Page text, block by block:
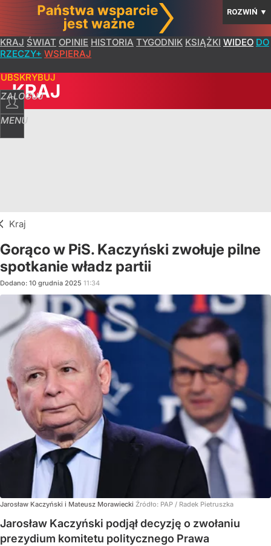
ROZWIŃ ▼
KRAJ ŚWIAT OPINIE HISTORIA TYGODNIK KSIĄŻKI WIDEO DO
RZECZY+ WSPIERAJ
ZALOGUJ
MENU
KRAJ
Kraj
Gorąco w PiS. Kaczyński zwołuje pilne
spotkanie władz partii
Dodano: 10 grudnia 2025 11:34
Jarosław Kaczyński i Mateusz Morawiecki Źródło: PAP / Radek Pietruszka
Jarosław Kaczyński podjął decyzję o zwołaniu
prezydium komitetu politycznego Prawa